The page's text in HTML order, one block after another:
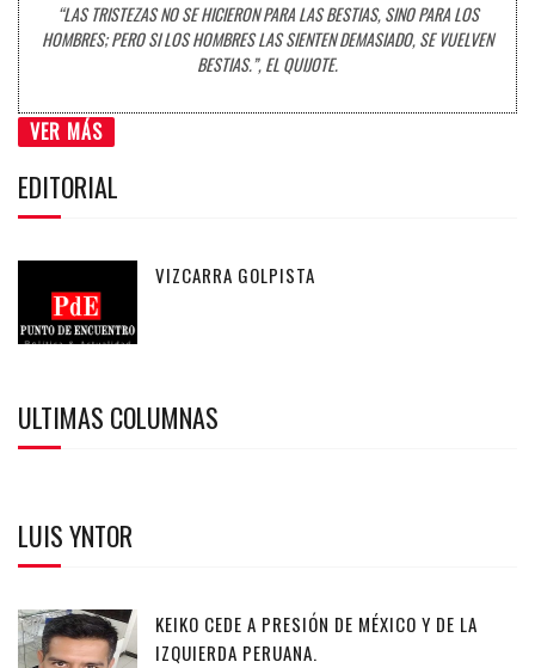
“LAS TRISTEZAS NO SE HICIERON PARA LAS BESTIAS, SINO PARA LOS
HOMBRES; PERO SI LOS HOMBRES LAS SIENTEN DEMASIADO, SE VUELVEN
BESTIAS.”, EL QUIJOTE.
VER MÁS
EDITORIAL
VIZCARRA GOLPISTA
ULTIMAS COLUMNAS
LUIS YNTOR
KEIKO CEDE A PRESIÓN DE MÉXICO Y DE LA
IZQUIERDA PERUANA.